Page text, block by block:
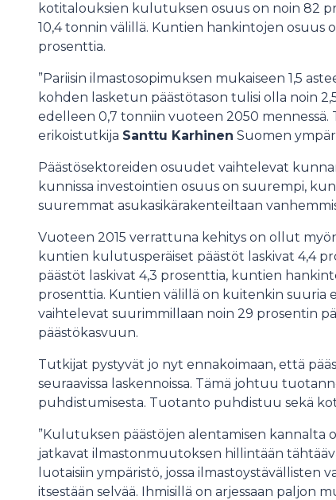
kotitalouksien kulutuksen osuus on noin 82
10,4 tonnin välillä. Kuntien hankintojen osuus
prosenttia.
”Pariisin ilmastosopimuksen mukaiseen 1,5
kohden lasketun päästötason tulisi olla noin
edelleen 0,7 tonniin vuoteen 2050 mennessä.
erikoistutkija Santtu Karhinen Suomen
Päästösektoreiden osuudet vaihtelevat
kunnissa investointien osuus on suurempi,
suuremmat asukasikärakenteiltaan
Vuoteen 2015 verrattuna kehitys on ollut
kuntien kulutusperäiset päästöt laskivat 4,4
päästöt laskivat 4,3 prosenttia, kuntien
prosenttia. Kuntien välillä on kuitenkin suuria
vaihtelevat suurimmillaan noin 29 prosentin
päästökasvuun.
Tutkijat pystyvät jo nyt ennakoimaan, että
seuraavissa laskennoissa. Tämä johtuu
puhdistumisesta. Tuotanto puhdistuu sekä
”Kulutuksen päästöjen alentamisen kannalta
jatkavat ilmastonmuutoksen hillintään
luotaisiin ympäristö, jossa ilmastoystävällisten
itsestään selvää. Ihmisillä on arjessaan paljon